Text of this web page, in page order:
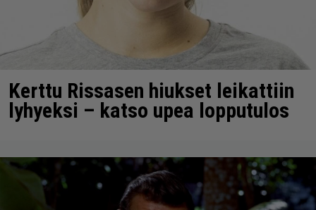
Kerttu Rissasen hiukset leikattiin
lyhyeksi – katso upea lopputulos